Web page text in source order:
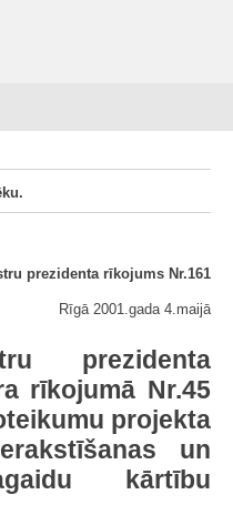
prezidenta rīkojums Nr.161
Rīgā 2001.gada 4.maijā
prezidenta
rīkojumā Nr.45
projekta
un
kārtību